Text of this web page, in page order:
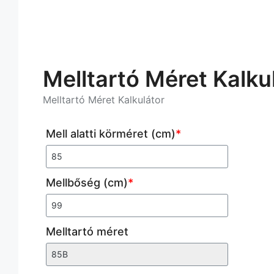
Melltartó Méret
Melltartó Méret Kalkulátor
Mell alatti körméret (cm)*
Mellbőség (cm)*
Melltartó méret